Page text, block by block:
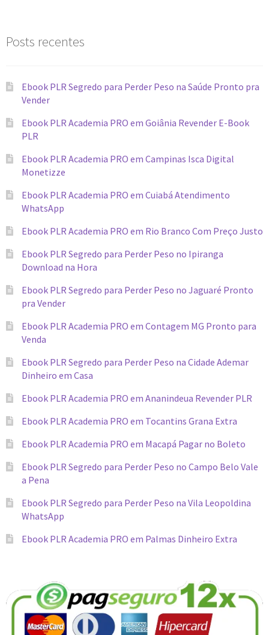
Posts recentes
Ebook PLR Segredo para Perder Peso na Saúde Pronto pra
Vender
Ebook PLR Academia PRO em Goiânia Revender E-Book
PLR
Ebook PLR Academia PRO em Campinas Isca Digital
Monetizze
Ebook PLR Academia PRO em Cuiabá Atendimento
WhatsApp
Ebook PLR Academia PRO em Rio Branco Com Preço Justo
Ebook PLR Segredo para Perder Peso no Ipiranga
Download na Hora
Ebook PLR Segredo para Perder Peso no Jaguaré Pronto
pra Vender
Ebook PLR Academia PRO em Contagem MG Pronto para
Venda
Ebook PLR Segredo para Perder Peso na Cidade Ademar
Dinheiro em Casa
Ebook PLR Academia PRO em Ananindeua Revender PLR
Ebook PLR Academia PRO em Tocantins Grana Extra
Ebook PLR Academia PRO em Macapá Pagar no Boleto
Ebook PLR Segredo para Perder Peso no Campo Belo Vale
a Pena
Ebook PLR Segredo para Perder Peso na Vila Leopoldina
WhatsApp
Ebook PLR Academia PRO em Palmas Dinheiro Extra